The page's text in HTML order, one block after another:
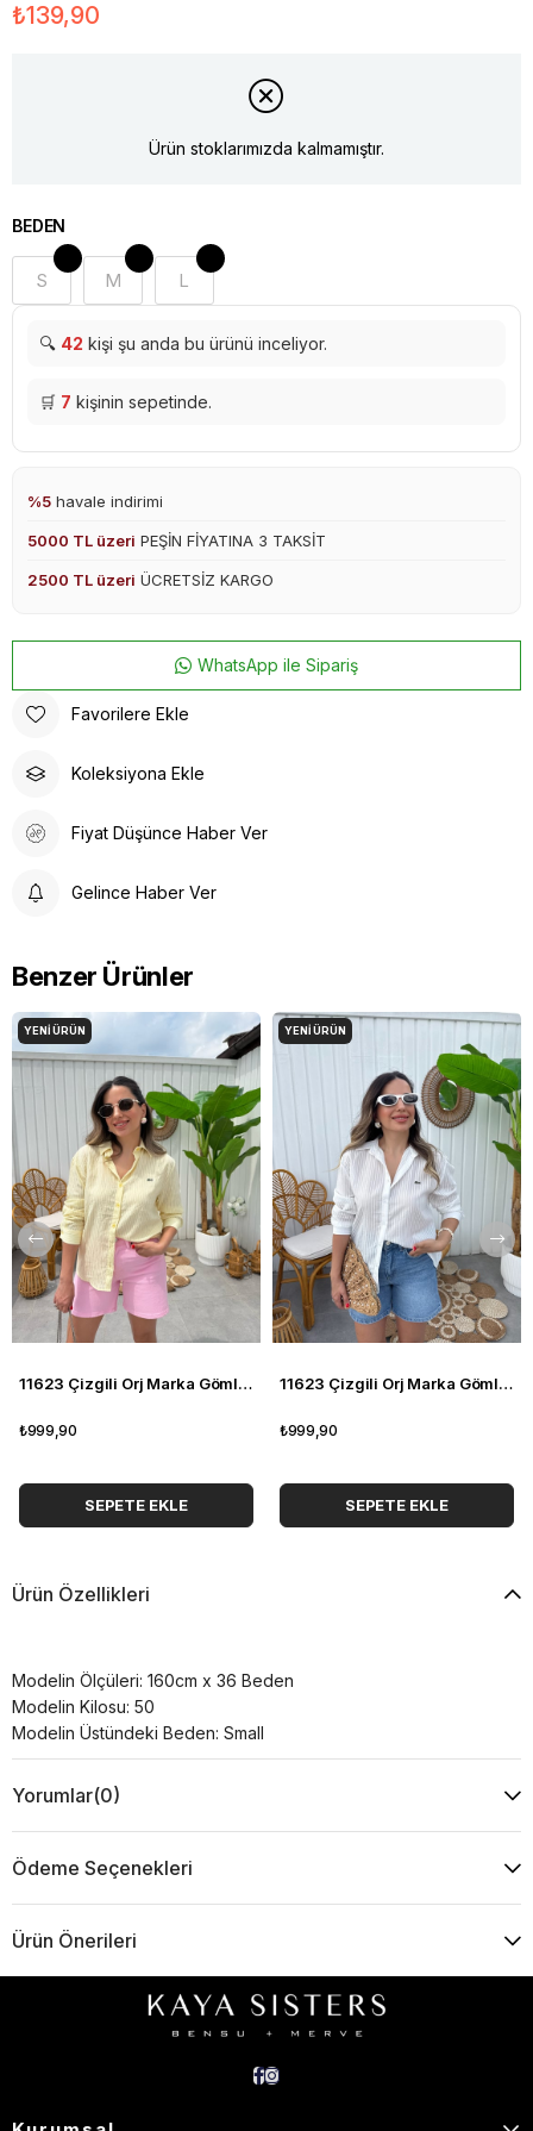
₺139,90
Ürün stoklarımızda kalmamıştır.
BEDEN
S M L
🔍 42 kişi şu anda bu ürünü inceliyor.
🛒 7 kişinin sepetinde.
%5 havale indirimi
5000 TL üzeri PEŞİN FİYATINA 3 TAKSİT
2500 TL üzeri ÜCRETSİZ KARGO
WhatsApp ile Sipariş
Favorilere Ekle
Koleksiyona Ekle
Fiyat Düşünce Haber Ver
Gelince Haber Ver
Benzer Ürünler
11623 Çizgili Orj Marka Gömlek
₺999,90
SEPETE EKLE
YENI ÜRÜN
11623 Çizgili Orj Marka Gömlek
₺999,90
SEPETE EKLE
YENI ÜRÜN
Ürün Özellikleri
Modelin Ölçüleri: 160cm x 36 Beden
Modelin Kilosu: 50
Modelin Üstündeki Beden: Small
Yorumlar(0)
Ödeme Seçenekleri
Ürün Önerileri